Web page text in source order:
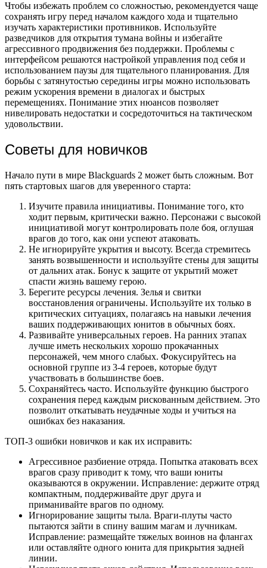
Чтобы избежать проблем со сложностью, рекомендуется чаще
сохранять игру перед началом каждого хода и тщательно
изучать характеристики противников. Используйте
разведчиков для открытия тумана войны и избегайте
агрессивного продвижения без поддержки. Проблемы с
интерфейсом решаются настройкой управления под себя и
использованием паузы для тщательного планирования. Для
борьбы с затянутостью середины игры можно использовать
режим ускорения времени в диалогах и быстрых
перемещениях. Понимание этих нюансов позволяет
нивелировать недостатки и сосредоточиться на тактическом
удовольствии.
Советы для новичков
Начало пути в мире Blackguards 2 может быть сложным. Вот
пять стартовых шагов для уверенного старта:
Изучите правила инициативы. Понимание того, кто
ходит первым, критически важно. Персонажи с высокой
инициативой могут контролировать поле боя, оглушая
врагов до того, как они успеют атаковать.
Не игнорируйте укрытия и высоту. Всегда стремитесь
занять возвышенности и используйте стены для защиты
от дальних атак. Бонус к защите от укрытий может
спасти жизнь вашему герою.
Берегите ресурсы лечения. Зелья и свитки
восстановления ограничены. Используйте их только в
критических ситуациях, полагаясь на навыки лечения
ваших поддерживающих юнитов в обычных боях.
Развивайте универсальных героев. На ранних этапах
лучше иметь нескольких хорошо прокачанных
персонажей, чем много слабых. Фокусируйтесь на
основной группе из 3-4 героев, которые будут
участвовать в большинстве боев.
Сохраняйтесь часто. Используйте функцию быстрого
сохранения перед каждым рискованным действием. Это
позволит откатывать неудачные ходы и учиться на
ошибках без наказания.
ТОП-3 ошибки новичков и как их исправить:
Агрессивное разбиение отряда. Попытка атаковать всех
врагов сразу приводит к тому, что ваши юниты
оказываются в окружении. Исправление: держите отряд
компактным, поддерживайте друг друга и
приманивайте врагов по одному.
Игнорирование защиты тыла. Враги-плуты часто
пытаются зайти в спину вашим магам и лучникам.
Исправление: размещайте тяжелых воинов на флангах
или оставляйте одного юнита для прикрытия задней
линии.